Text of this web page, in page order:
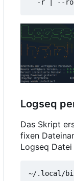
Logseq
Das Skript
fixen
Logseq